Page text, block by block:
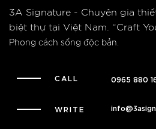
3A Signature - Chuyên gia
biệt thự tại Việt Nam. “Craft
Phong cách sống độc bản.
CALL 0965 880
WRITE